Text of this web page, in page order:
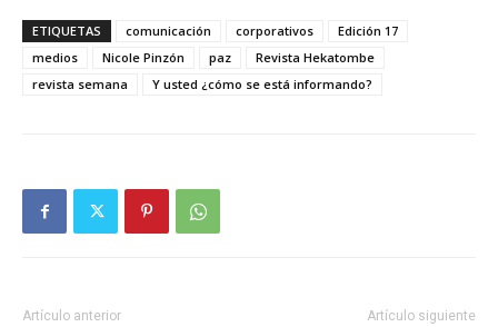
ETIQUETAS comunicación corporativos
Edición 17
medios
Nicole Pinzón paz
Revista Hekatombe
revista semana
Y usted ¿cómo se está informando?
Artículo anterior Artículo siguiente